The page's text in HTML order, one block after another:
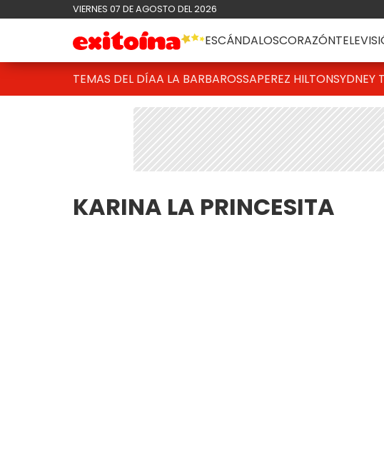
VIERNES 07 DE AGOSTO DEL 2026
ESCÁNDALOSCORAZÓN
TEMAS DEL DÍAA LA BARBAROSSAPEREZ HILTONSYDNEY
KARINA LA PRINCESITA